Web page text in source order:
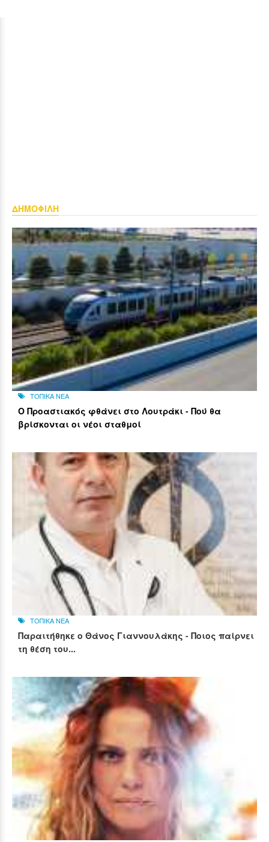
ΔΗΜΟΦΙΛΗ
ΤΟΠΙΚΑ ΝΕΑ
Ο Προαστιακός φθάνει στο Λουτράκι - Πού θα
βρίσκονται οι νέοι σταθμοί
ΤΟΠΙΚΑ ΝΕΑ
Παραιτήθηκε ο Θάνος Γιαννουλάκης - Ποιος παίρνει
τη θέση του...